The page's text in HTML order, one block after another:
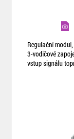
Regulační
3-vodičové
vstup signálu